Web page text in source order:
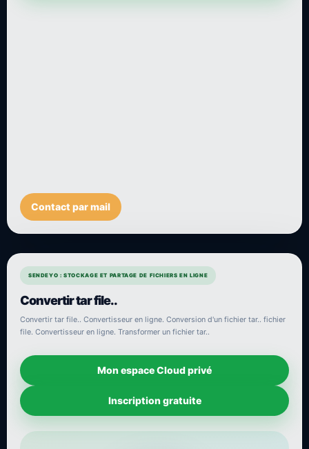
Contact par mail
SENDEYO : STOCKAGE ET PARTAGE DE FICHIERS EN LIGNE
Convertir tar file..
Convertir tar file.. Convertisseur en ligne. Conversion d'un fichier tar.. fichier
file. Convertisseur en ligne. Transformer un fichier tar..
Mon espace Cloud privé
Inscription gratuite